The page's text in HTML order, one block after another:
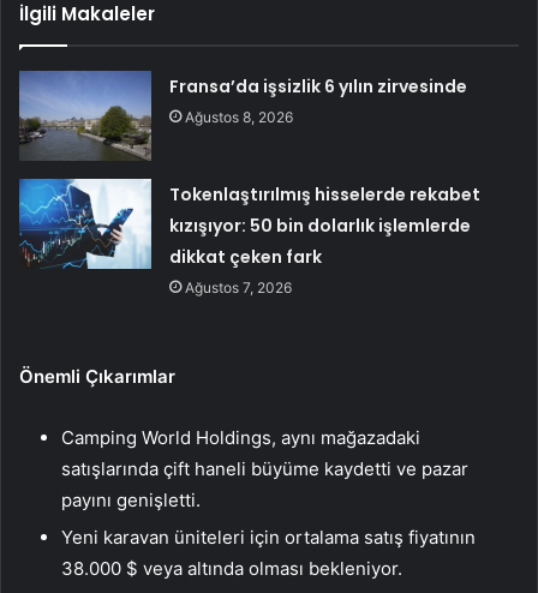
İlgili Makaleler
Fransa’da işsizlik 6 yılın zirvesinde
Ağustos 8, 2026
Tokenlaştırılmış hisselerde rekabet
kızışıyor: 50 bin dolarlık işlemlerde
dikkat çeken fark
Ağustos 7, 2026
Önemli Çıkarımlar
Camping World Holdings, aynı mağazadaki
satışlarında çift haneli büyüme kaydetti ve pazar
payını genişletti.
Yeni karavan üniteleri için ortalama satış fiyatının
38.000 $ veya altında olması bekleniyor.